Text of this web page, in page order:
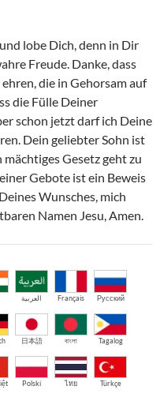
lobe Dich, denn in Dir
Freude. Danke, dass
die in Gehorsam auf
die Fülle Deiner
schon jetzt darf ich Deine
Dein geliebter Sohn ist
Gesetz geht zu
Gebote ist ein Beweis
Wunsches, mich
Namen Jesu, Amen.
العربية Français Русский
日本語 বাংলা Tagalog
Polski ไทย Türkçe